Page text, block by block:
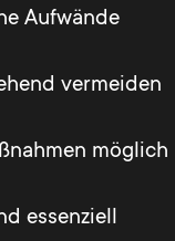
Aufwände
vermeiden
möglich
essenziell